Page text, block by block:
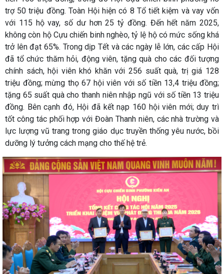
trợ 50 triệu đồng. Toàn Hội hiện có 8 Tổ tiết kiệm và vay vốn
với 115 hộ vay, số dư hơn 25 tỷ đồng. Đến hết năm 2025,
không còn hộ Cựu chiến binh nghèo, tỷ lệ hộ có mức sống khá
trở lên đạt 65%. Trong dịp Tết và các ngày lễ lớn, các cấp Hội
đã tổ chức thăm hỏi, động viên, tặng quà cho các đối tượng
chính sách, hội viên khó khăn với 256 suất quà, trị giá 128
triệu đồng; mừng thọ 67 hội viên với số tiền 13,4 triệu đồng;
tặng 65 suất quà cho thanh niên nhập ngũ với số tiền 13 triệu
đồng. Bên cạnh đó, Hội đã kết nạp 160 hội viên mới; duy trì
tốt công tác phối hợp với Đoàn Thanh niên, các nhà trường và
lực lượng vũ trang trong giáo dục truyền thống yêu nước, bồi
dưỡng lý tưởng cách mạng cho thế hệ trẻ.